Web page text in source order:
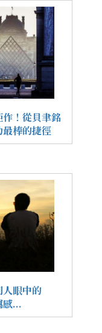
作！從貝聿銘
棒的捷徑
人眼中的
感...